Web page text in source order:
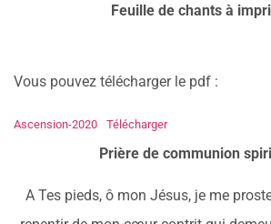
Feuille de chants à
Vous pouvez télécharger le pdf :
Ascension-2020 Télécharger
Prière de communion
A Tes pieds, ô mon Jésus, je me